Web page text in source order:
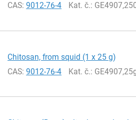
CAS:9012-76-4 Kat. č.:
Chitosan, from squid (1 x 25 g)
CAS:9012-76-4 Kat. č.: